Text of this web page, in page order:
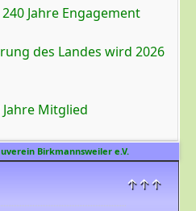
Birkmannsweiler e.V.
↑↑↑
Jahre Engagement
des Landes wird 2026
Jahre Mitglied